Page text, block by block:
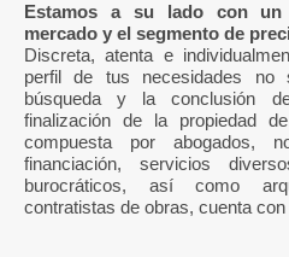
Estamos a su lado con un
mercado y el segmento de
Discreta, atenta e
perfil de tus necesidades
búsqueda y la conclusión
finalización de la propiedad
compuesta por abogados,
financiación, servicios
burocráticos, así como
contratistas de obras, cuenta